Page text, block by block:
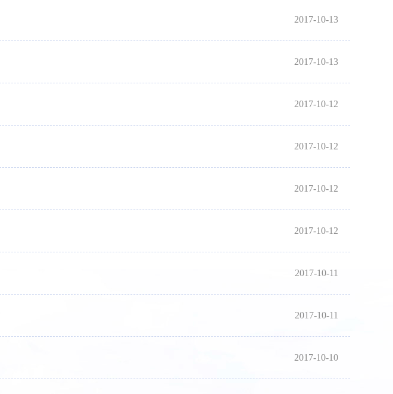
2017-10-13
2017-10-13
2017-10-12
2017-10-12
2017-10-12
2017-10-12
2017-10-11
2017-10-11
2017-10-10